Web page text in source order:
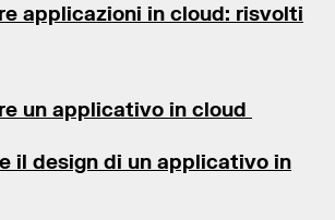
applicazioni in cloud: risvolti
un applicativo in cloud
il design di un applicativo in